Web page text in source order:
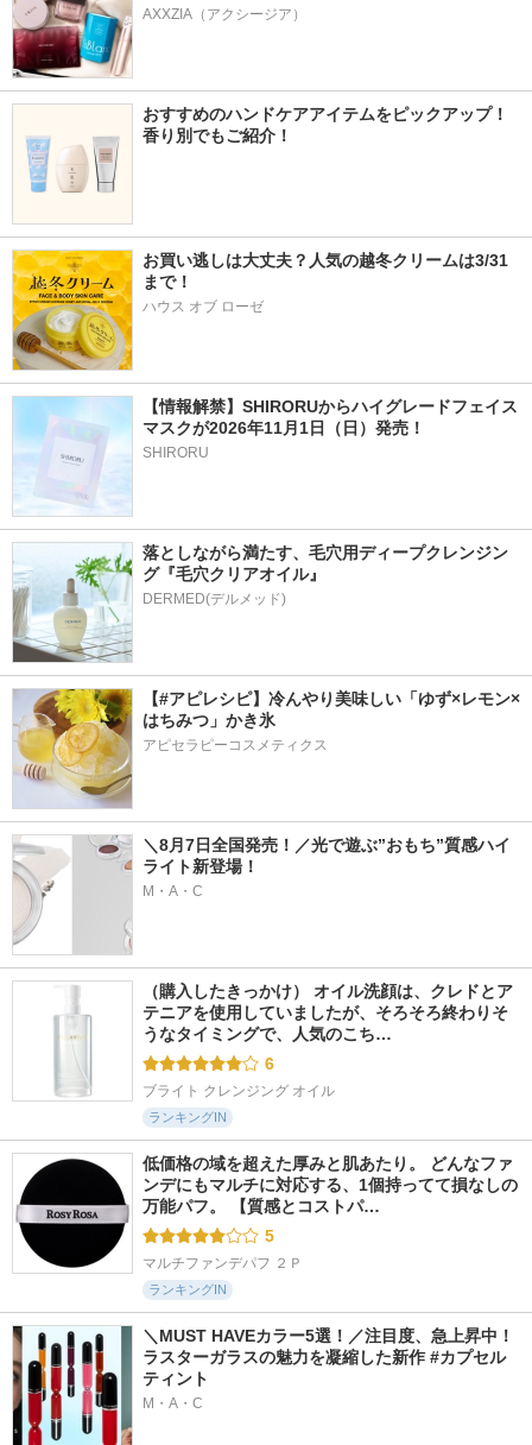
AXXZIA（アクシージア）
おすすめのハンドケアアイテムをピックアップ！
香り別でもご紹介！
お買い逃しは大丈夫？人気の越冬クリームは3/31
まで！
ハウス オブ ローゼ
【情報解禁】SHIRORUからハイグレードフェイス
マスクが2026年11月1日（日）発売！
SHIRORU
落としながら満たす、毛穴用ディープクレンジン
グ『毛穴クリアオイル』
【#アピレシピ】冷んやり美味しい「ゆず×レモン×
はちみつ」かき氷
アピセラピーコスメティクス
＼8月7日全国発売！／光で遊ぶ”おもち”質感ハイ
ライト新登場！
M・A・C
（購入したきっかけ） オイル洗顔は、クレドとア
テニアを使用していましたが、そろそろ終わりそ
うなタイミングで、人気のこち…
6
ブライト クレンジング オイル
ランキングIN
低価格の域を超えた厚みと肌あたり。 どんなファ
ンデにもマルチに対応する、1個持ってて損なしの
万能パフ。 【質感とコストパ…
5
マルチファンデパフ ２Ｐ
ランキングIN
＼MUST HAVEカラー5選！／注目度、急上昇中！
ラスターガラスの魅力を凝縮した新作 #カプセル
ティント
M・A・C